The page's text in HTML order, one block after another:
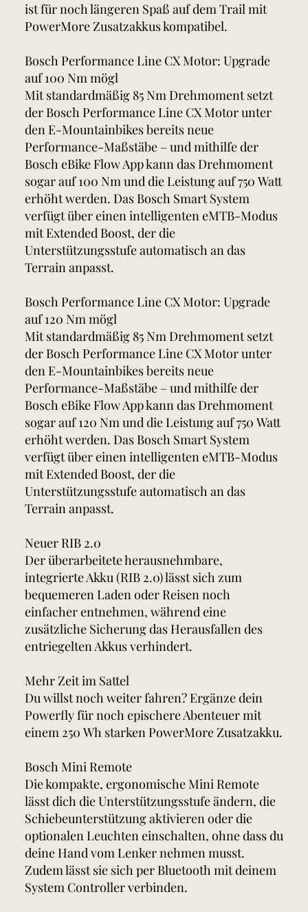
ist für noch längeren Spaß auf dem Trail mit
PowerMore Zusatzakkus kompatibel.
Bosch Performance Line CX Motor: Upgrade
auf 100 Nm mögl
Mit standardmäßig 85 Nm Drehmoment setzt
der Bosch Performance Line CX Motor unter
den E-Mountainbikes bereits neue
Performance-Maßstäbe – und mithilfe der
Bosch eBike Flow App kann das Drehmoment
sogar auf 100 Nm und die Leistung auf 750 Watt
erhöht werden. Das Bosch Smart System
verfügt über einen intelligenten eMTB-Modus
mit Extended Boost, der die
Unterstützungsstufe automatisch an das
Terrain anpasst.
Bosch Performance Line CX Motor: Upgrade
auf 120 Nm mögl
Mit standardmäßig 85 Nm Drehmoment setzt
der Bosch Performance Line CX Motor unter
den E-Mountainbikes bereits neue
Performance-Maßstäbe – und mithilfe der
Bosch eBike Flow App kann das Drehmoment
sogar auf 120 Nm und die Leistung auf 750 Watt
erhöht werden. Das Bosch Smart System
verfügt über einen intelligenten eMTB-Modus
mit Extended Boost, der die
Unterstützungsstufe automatisch an das
Terrain anpasst.
Neuer RIB 2.0
Der überarbeitete herausnehmbare,
integrierte Akku (RIB 2.0) lässt sich zum
bequemeren Laden oder Reisen noch
einfacher entnehmen, während eine
zusätzliche Sicherung das Herausfallen des
entriegelten Akkus verhindert.
Mehr Zeit im Sattel
Du willst noch weiter fahren? Ergänze dein
Powerfly für noch epischere Abenteuer mit
einem 250 Wh starken PowerMore Zusatzakku.
Bosch Mini Remote
Die kompakte, ergonomische Mini Remote
lässt dich die Unterstützungsstufe ändern, die
Schiebeunterstützung aktivieren oder die
optionalen Leuchten einschalten, ohne dass du
deine Hand vom Lenker nehmen musst.
Zudem lässt sie sich per Bluetooth mit deinem
System Controller verbinden.